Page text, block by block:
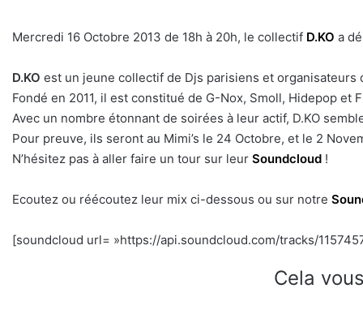
Mercredi 16 Octobre 2013 de 18h à 20h, le collectif D.KO a
D.KO est un jeune collectif de Djs parisiens et organisateurs
Fondé en 2011, il est constitué de G-Nox, Smoll, Hidepop et
Avec un nombre étonnant de soirées à leur actif, D.KO
Pour preuve, ils seront au Mimi’s le 24 Octobre, et le 2
N’hésitez pas à aller faire un tour sur leur Soundcloud !
Ecoutez ou réécoutez leur mix ci-dessous ou sur notre
[soundcloud url= »https://api.soundcloud.com/tracks/
Cela